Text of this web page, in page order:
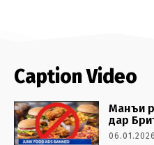
Caption Video
Манъи
дар
06.01.2026